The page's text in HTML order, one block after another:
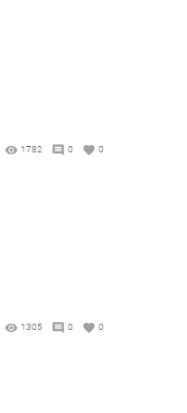
1782 0 0
1305 0 0